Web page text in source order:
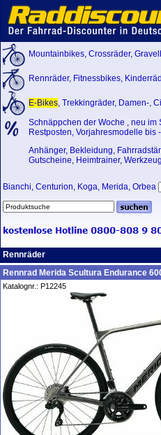
Mountainbikes, Crossräder,
Rennräder, Fitnessbikes,
E-Bikes, Trekkingräder, Damen-,
Schnäppchen der Woche , neu im
Restposten, Vorjahresmodelle bis
Anhänger, Bekleidung,
Gutscheine, Heimtrainer,
Bianchi, Centurion, Koga, Merida, Orbea
Rennräder
Rennrad Merida Scultura Endurance
Katalognr.: P12245